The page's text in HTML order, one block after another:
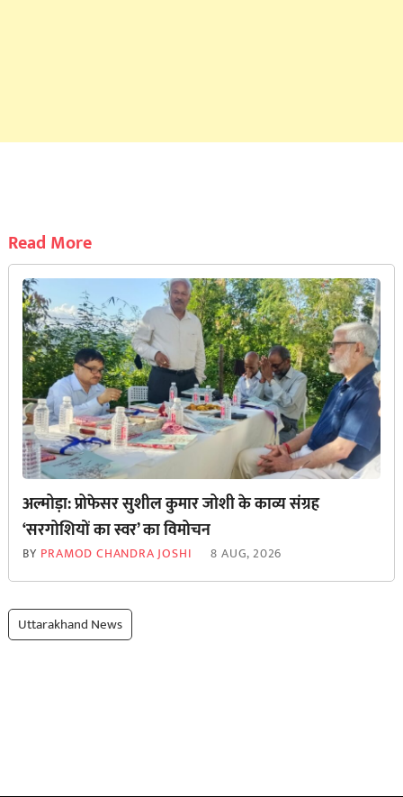
Read More
अल्मोड़ा: प्रोफेसर सुशील कुमार जोशी के काव्य संग्रह
‘सरगोशियों का स्वर’ का विमोचन
BY PRAMOD CHANDRA JOSHI 8 AUG, 2026
Uttarakhand News